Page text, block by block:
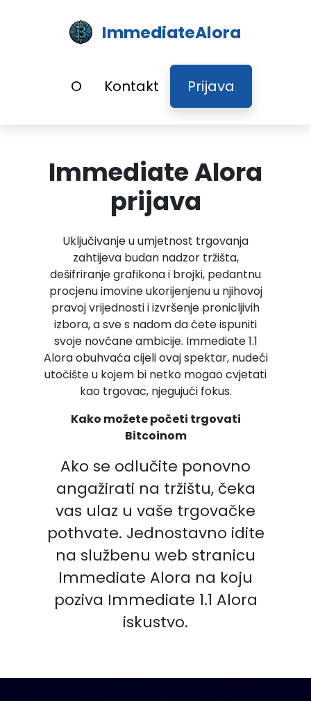
ImmediateAlora
O Kontakt Prijava
Immediate Alora
prijava
Uključivanje u umjetnost trgovanja
zahtijeva budan nadzor tržišta,
dešifriranje grafikona i brojki, pedantnu
procjenu imovine ukorijenjenu u njihovoj
pravoj vrijednosti i izvršenje pronicljivih
izbora, a sve s nadom da ćete ispuniti
svoje novčane ambicije. Immediate 1.1
Alora obuhvaća cijeli ovaj spektar, nudeći
utočište u kojem bi netko mogao cvjetati
kao trgovac, njegujući fokus.
Kako možete početi trgovati
Bitcoinom
Ako se odlučite ponovno
angažirati na tržištu, čeka
vas ulaz u vaše trgovačke
pothvate. Jednostavno idite
na službenu web stranicu
Immediate Alora na koju
poziva Immediate 1.1 Alora
iskustvo.